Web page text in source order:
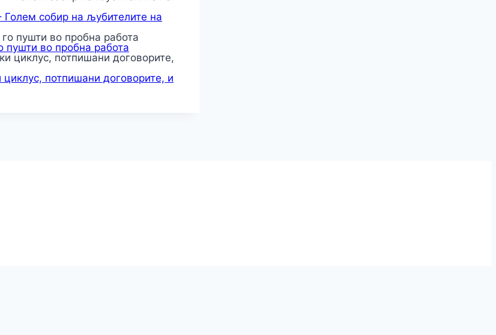
Голем собир на љубителите на
пушти во пробна работа
потпишани договорите, и